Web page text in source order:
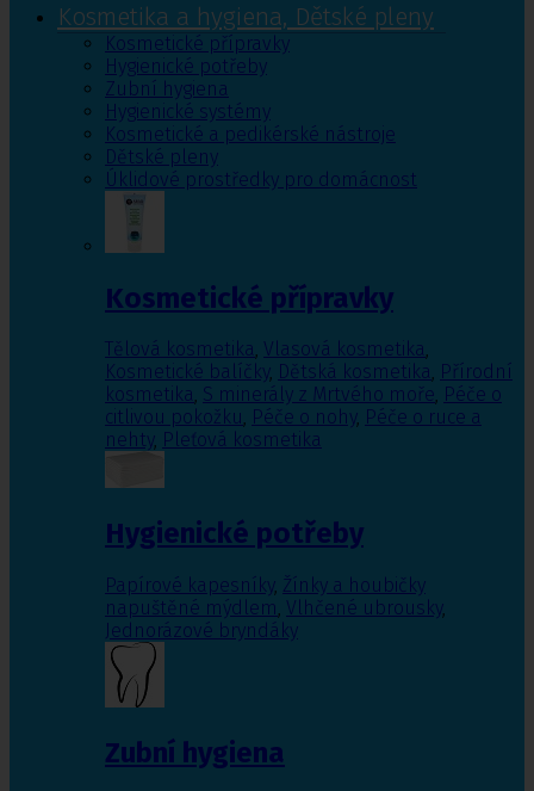
Kosmetika a hygiena, Dětské pleny
Kosmetické přípravky
Hygienické potřeby
Zubní hygiena
Hygienické systémy
Kosmetické a pedikérské nástroje
Dětské pleny
Úklidové prostředky pro domácnost
Kosmetické přípravky
Tělová kosmetika, Vlasová kosmetika,
Kosmetické balíčky, Dětská kosmetika, Přírodní
kosmetika, S minerály z Mrtvého moře, Péče o
citlivou pokožku, Péče o nohy, Péče o ruce a
nehty, Pleťová kosmetika
Hygienické potřeby
Papírové kapesníky, Žínky a houbičky
napuštěné mýdlem, Vlhčené ubrousky,
Jednorázové bryndáky
Zubní hygiena